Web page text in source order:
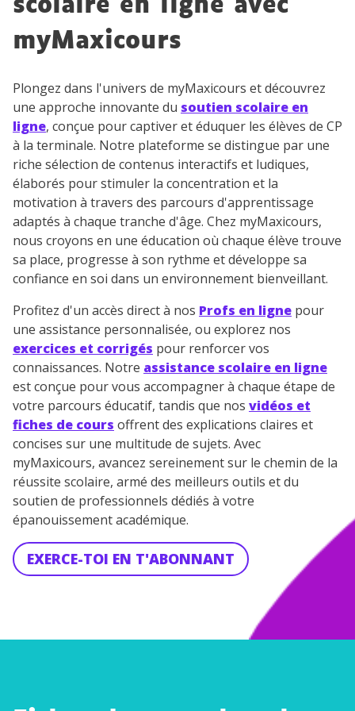
scolaire en ligne avec
myMaxicours
Plongez dans l'univers de myMaxicours et découvrez
une approche innovante du soutien scolaire en
ligne, conçue pour captiver et éduquer les élèves de CP
à la terminale. Notre plateforme se distingue par une
riche sélection de contenus interactifs et ludiques,
élaborés pour stimuler la concentration et la
motivation à travers des parcours d'apprentissage
adaptés à chaque tranche d'âge. Chez myMaxicours,
nous croyons en une éducation où chaque élève trouve
sa place, progresse à son rythme et développe sa
confiance en soi dans un environnement bienveillant.
Profitez d'un accès direct à nos Profs en ligne pour
une assistance personnalisée, ou explorez nos
exercices et corrigés pour renforcer vos
connaissances. Notre assistance scolaire en ligne
est conçue pour vous accompagner à chaque étape de
votre parcours éducatif, tandis que nos vidéos et
fiches de cours offrent des explications claires et
concises sur une multitude de sujets. Avec
myMaxicours, avancez sereinement sur le chemin de la
réussite scolaire, armé des meilleurs outils et du
soutien de professionnels dédiés à votre
épanouissement académique.
EXERCE-TOI EN T'ABONNANT
Les